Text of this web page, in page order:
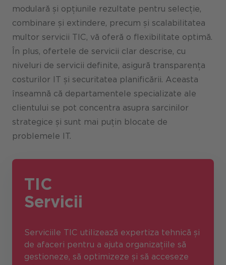
modulară și opțiunile rezultate pentru selecție,
combinare și extindere, precum și scalabilitatea
multor servicii TIC, vă oferă o flexibilitate optimă.
În plus, ofertele de servicii clar descrise, cu
niveluri de servicii definite, asigură transparența
costurilor IT și securitatea planificării. Aceasta
înseamnă că departamentele specializate ale
clientului se pot concentra asupra sarcinilor
strategice și sunt mai puțin blocate de
problemele IT.
TIC
Servicii
Serviciile TIC utilizează expertiza tehnică și
de afaceri pentru a ajuta organizațiile să
gestioneze, să optimizeze și să acceseze